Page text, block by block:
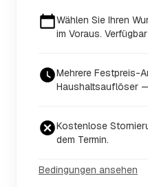
Wählen Sie Ihren
im Voraus.
Mehrere Festpreis-
Haushaltsauflöser
Kostenlose
dem Termin.
Bedingungen ansehen